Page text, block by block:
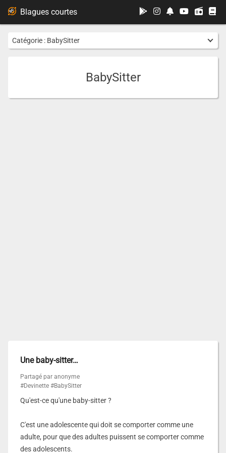
Catégorie : BabySitter
BabySitter
Une baby-sitter…
Partagé par anonyme
#Devinette #BabySitter
Qu'est-ce qu'une baby-sitter ?
C'est une adolescente qui doit se comporter comme une
adulte, pour que des adultes puissent se comporter comme
des adolescents.
Blagues courtes